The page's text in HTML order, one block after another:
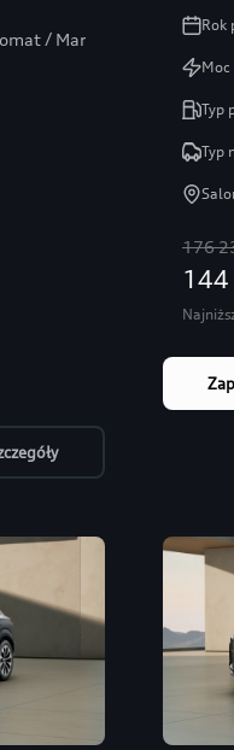
/ Martwe pole / Kamera
Rok
Moc
Typ
Typ
176
144